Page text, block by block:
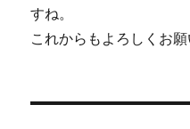
すね。
これからもよろしくお願